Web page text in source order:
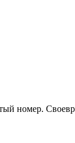
номер.